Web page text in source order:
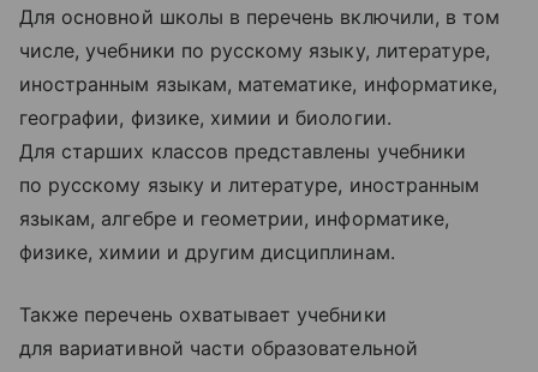
Для основной школы в перечень включили, в том
числе, учебники по русскому языку, литературе,
иностранным языкам, математике, информатике,
географии, физике, химии и биологии.
Для старших классов представлены учебники
по русскому языку и литературе, иностранным
языкам, алгебре и геометрии, информатике,
физике, химии и другим дисциплинам.
Также перечень охватывает учебники
для вариативной части образовательной